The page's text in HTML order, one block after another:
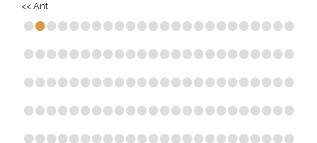
<< Ant
••••••••••••••••••••••••
••••••••••••••••••••••••
••••••••••••••••••••••••
••••••••••••••••••••••••